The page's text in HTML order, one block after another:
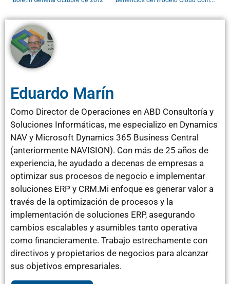
Eduardo Marín
Como Director de Operaciones en ABD Consultoría y
Soluciones Informáticas, me especializo en Dynamics
NAV y Microsoft Dynamics 365 Business Central
(anteriormente NAVISION). Con más de 25 años de
experiencia, he ayudado a decenas de empresas a
optimizar sus procesos de negocio e implementar
soluciones ERP y CRM.Mi enfoque es generar valor a
través de la optimización de procesos y la
implementación de soluciones ERP, asegurando
cambios escalables y asumibles tanto operativa
como financieramente. Trabajo estrechamente con
directivos y propietarios de negocios para alcanzar
sus objetivos empresariales.